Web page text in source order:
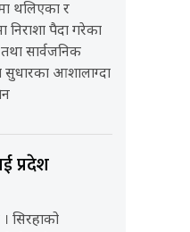
थलिएका र
निराशा पैदा गरेका
तथा सार्वजनिक
आशालाग्दा
प्रदेश
सिरहाको